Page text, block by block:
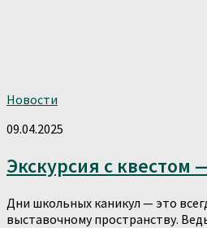
Новости
09.04.2025
Экскурсия с квестом
Дни школьных каникул — это
выставочному пространству.